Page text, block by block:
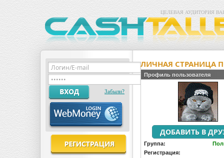
ЦЕЛЕВАЯ АУДИТОРИЯ
Забыли?
ЛИЧНАЯ СТРАНИЦА
Профиль пользователя
Группа:
Регистрация: